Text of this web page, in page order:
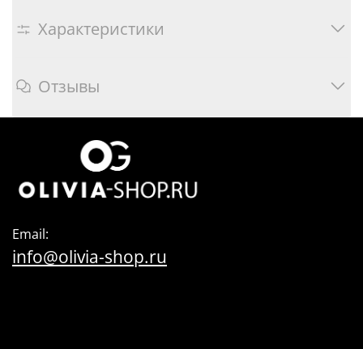
Характеристики
Отзывы
Email:
info@olivia-shop.ru